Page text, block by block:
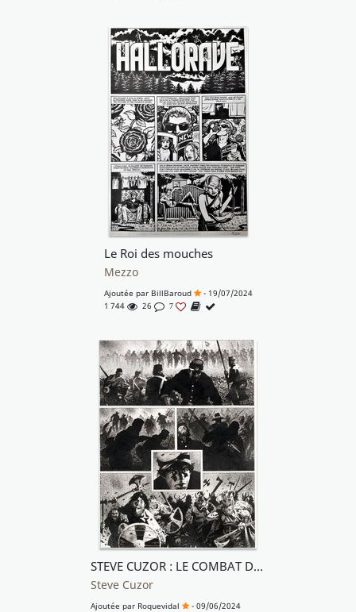
Le Roi des mouches
Mezzo
Ajoutée par BillBaroud
- 19/07/2024
1 744
26 7
STEVE CUZOR : LE COMBAT D'HENRY FLEMING Dupuis 2024 Planche originale n° 45
Steve Cuzor
Ajoutée par Roquevidal
- 09/06/2024